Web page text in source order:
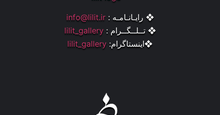
❖ رایـانـامـه : info@lilit.ir
❖ تــلــگــرام : lilit_gallery
❖اینستاگرام: lilit_gallery